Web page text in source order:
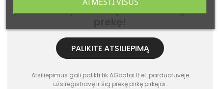
Būkite pirmas - įvertinkite šią
PALIKITE ATSILIEPIMĄ
Atsiliepimus gali palikti tik AGbatai.lt el. parduotuvėje
užsiregistravę ir šią prekę pirkę pirkėjai.